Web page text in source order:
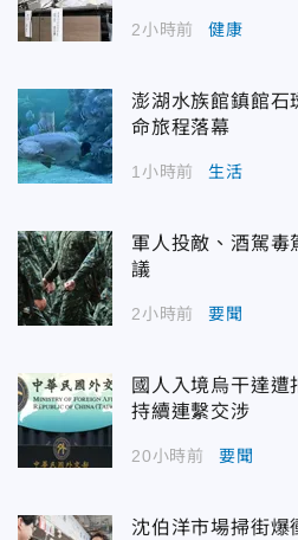
2小時前 健康
澎湖水族館鎮館
命旅程落幕
1小時前 生活
軍人投敵、酒駕
議
2小時前 要聞
國人入境烏干達遭
持續連繫交涉
20小時前 要聞
沈伯洋市場掃街爆